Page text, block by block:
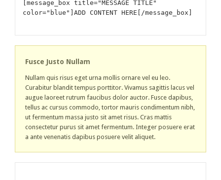
[message_box title="MESSAGE TITLE"
color="blue"]ADD CONTENT HERE[/message_box]
Fusce Justo Nullam
Nullam quis risus eget urna mollis ornare vel eu leo.
Curabitur blandit tempus porttitor. Vivamus sagittis lacus vel
augue laoreet rutrum faucibus dolor auctor. Fusce dapibus,
tellus ac cursus commodo, tortor mauris condimentum nibh,
ut fermentum massa justo sit amet risus. Cras mattis
consectetur purus sit amet fermentum. Integer posuere erat
a ante venenatis dapibus posuere velit aliquet.